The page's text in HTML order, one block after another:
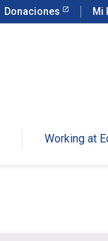
Donaciones Mi
Working at